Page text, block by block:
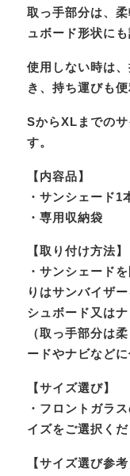
取っ手部分は、
ュボード形状にも
使用しない時は
き、持ち運びも便
SからXLまでの
す。
【内容品】
・サンシェード1
・専用収納袋
【取り付け方法】
・サンシェード
りはサンバイザ
シュボード又は
（取っ手部分は
ードやナビなど
【サイズ選び】
・フロントガラ
イズをご選択くだ
【サイズ選び参考